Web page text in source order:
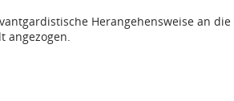
Herangehensweise an
angezogen.